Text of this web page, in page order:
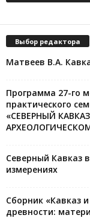
Выбор редактора
Матвеев В.А.
Программа 27-го
практического
«СЕВЕРНЫЙ
Северный Кавказ
измерениях
Сборник «Кавказ
древности: